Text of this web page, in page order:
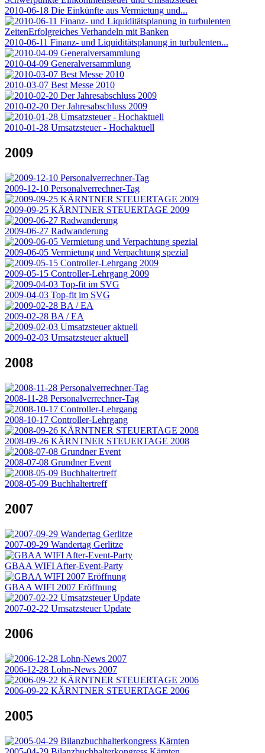
2010-06-18 Die Einkünfte aus Vermietung und...
2010-06-11 Finanz- und Liquiditätsplanung in turbulenten...
2010-04-09 Generalversammlung
2010-03-07 Best Messe 2010
2010-02-20 Der Jahresabschluss 2009
2010-01-28 Umsatzsteuer - Hochaktuell
2009
2009-12-10 Personalverrechner-Tag
2009-09-25 KÄRNTNER STEUERTAGE 2009
2009-06-27 Radwanderung
2009-06-05 Vermietung und Verpachtung spezial
2009-05-15 Controller-Lehrgang 2009
2009-04-03 Top-fit im SVG
2009-02-28 BA / EA
2009-02-03 Umsatzsteuer aktuell
2008
2008-11-28 Personalverrechner-Tag
2008-10-17 Controller-Lehrgang
2008-09-26 KÄRNTNER STEUERTAGE 2008
2008-07-08 Grundner Event
2008-05-09 Buchhaltertreff
2007
2007-09-29 Wandertag Gerlitze
GBAA WIFI After-Event-Party
GBAA WIFI 2007 Eröffnung
2007-02-22 Umsatzsteuer Update
2006
2006-12-28 Lohn-News 2007
2006-09-22 KÄRNTNER STEUERTAGE 2006
2005